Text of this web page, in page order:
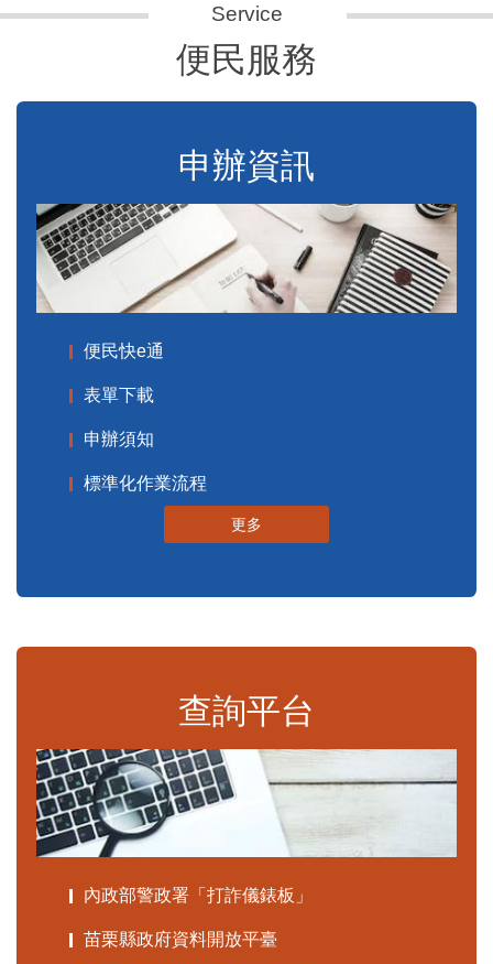
便民服務
申辦資訊
便民快e通
表單下載
申辦須知
標準化作業流程
更多
查詢平台
內政部警政署「打詐儀錶板」
苗栗縣政府資料開放平臺